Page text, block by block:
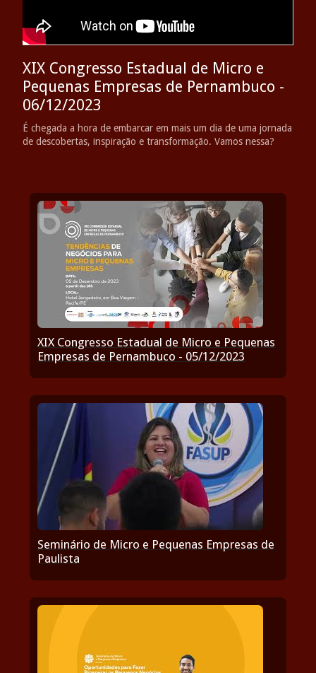
XIX Congresso Estadual de Micro e
Pequenas Empresas de Pernambuco -
06/12/2023
É chegada a hora de embarcar em mais um dia de uma jornada
de descobertas, inspiração e transformação. Vamos nessa?
XIX Congresso Estadual de Micro e Pequenas
Empresas de Pernambuco - 05/12/2023
Seminário de Micro e Pequenas Empresas de
Paulista